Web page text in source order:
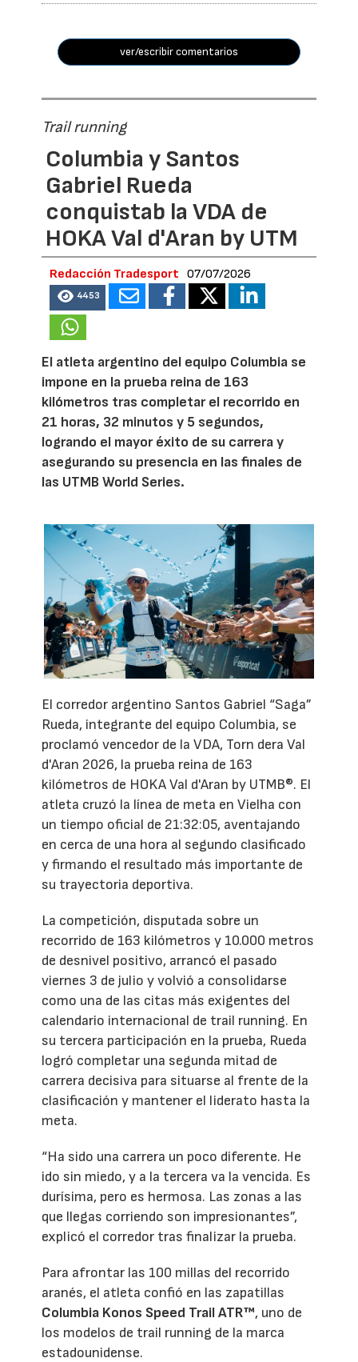
ver/escribir comentarios
Trail running
Columbia y Santos
Gabriel Rueda
conquistab la VDA de
HOKA Val d'Aran by UTM
Redacción Tradesport 07/07/2026
4453
El atleta argentino del equipo Columbia se
impone en la prueba reina de 163
kilómetros tras completar el recorrido en
21 horas, 32 minutos y 5 segundos,
logrando el mayor éxito de su carrera y
asegurando su presencia en las finales de
las UTMB World Series.
El corredor argentino Santos Gabriel “Saga”
Rueda, integrante del equipo Columbia, se
proclamó vencedor de la VDA, Torn dera Val
d'Aran 2026, la prueba reina de 163
kilómetros de HOKA Val d'Aran by UTMB®. El
atleta cruzó la línea de meta en Vielha con
un tiempo oficial de 21:32:05, aventajando
en cerca de una hora al segundo clasificado
y firmando el resultado más importante de
su trayectoria deportiva.
La competición, disputada sobre un
recorrido de 163 kilómetros y 10.000 metros
de desnivel positivo, arrancó el pasado
viernes 3 de julio y volvió a consolidarse
como una de las citas más exigentes del
calendario internacional de trail running. En
su tercera participación en la prueba, Rueda
logró completar una segunda mitad de
carrera decisiva para situarse al frente de la
clasificación y mantener el liderato hasta la
meta.
“Ha sido una carrera un poco diferente. He
ido sin miedo, y a la tercera va la vencida. Es
durísima, pero es hermosa. Las zonas a las
que llegas corriendo son impresionantes”,
explicó el corredor tras finalizar la prueba.
Para afrontar las 100 millas del recorrido
aranés, el atleta confió en las zapatillas
Columbia Konos Speed Trail ATR™, uno de
los modelos de trail running de la marca
estadounidense.